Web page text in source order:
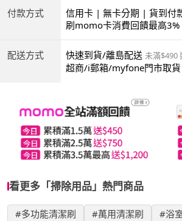
付款方式
信用卡 | 無卡分期 | 貨到付
商付款 | ATM | 銀聯卡
刷momo卡消費回饋最高3%
配送方式 快速到貨/離島配送 未滿$490
超商/i郵箱/myfone門市取貨
看更多「掃除用品」熱門商品
#多功能清潔刷 #萬用清潔刷 #浴